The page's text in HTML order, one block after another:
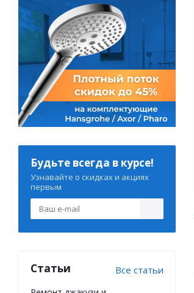
Будьте всегда в курсе!
Узнавайте о скидках и акциях
первым
Статьи Все статьи